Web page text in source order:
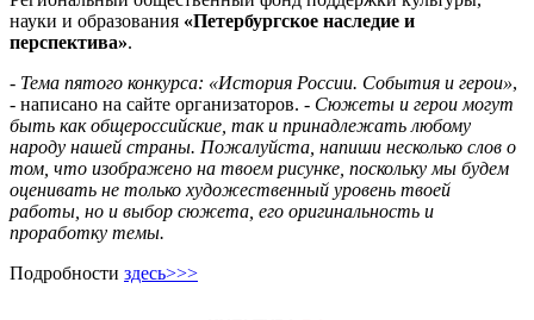
науки и образования «Петербургское наследие и
перспектива».
- Тема пятого конкурса: «История России. События и герои»,
- написано на сайте организаторов. - Сюжеты и герои могут
быть как общероссийские, так и принадлежать любому
народу нашей страны. Пожалуйста, напиши несколько слов о
том, что изображено на твоем рисунке, поскольку мы будем
оценивать не только художественный уровень твоей
работы, но и выбор сюжета, его оригинальность и
проработку темы.
Подробности здесь>>>